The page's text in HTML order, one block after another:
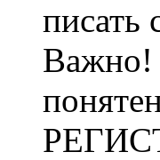
писать
Важно!